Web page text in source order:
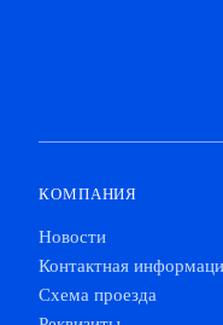
КОМПАНИЯ
Новости
Контактная
Схема проезда